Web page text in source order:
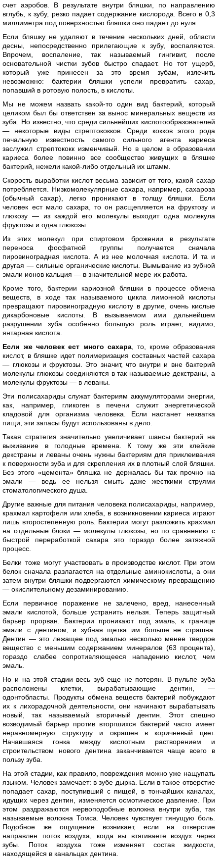
счет аэробов. В результате внутри бляшки, по направлению
вглубь, к зубу, резко падает содержание кислорода. Всего в 0,3
миллиметра под поверхностью бляшки оно падает до нуля.
Если бляшку не удаляют в течение нескольких дней, области
десны, непосредственно прилегающие к зубу, воспаляются.
Впрочем, воспаление, так называемый гингивит, после
основательной чистки зубов быстро спадает. Но тот ущерб,
который уже принесен за это время зубам, излечить
невозможно: бактерии бляшки успели превратить сахар,
попавший в ротовую полость, в кислоты.
Мы не можем назвать какой-то один вид бактерий, который
целиком был бы ответствен за вынос минеральных веществ из
зуба. Но известно, что среди сильнейших кислотообразователей
— некоторые виды стрептококков. Среди кокков этого рода
печальную известность самого сильного агента кариеса
заслужил стрептококк изменчивый. Но в целом в образовании
кариеса более повинно все сообщество живущих в бляшке
бактерий, нежели какой-либо отдельный их штамм.
Скорость выработки кислот весьма зависит от того, какой сахар
потребляется. Низкомолекулярные сахара, например, сахароза
(обычный сахар), легко проникают в толщу бляшки. Если
человек ест мало сахара, то он расщепляется на фруктозу и
глюкозу — из каждой его молекулы выходит одна молекула
фруктозы и одна глюкозы.
Из этих молекул при спиртовом брожении в результате
переноса фосфатной группы получается сначала
пировиноградная кислота. А из нее молочная кислота. И та и
другая — сильные органические кислоты. Вымывание из зубной
эмали ионов кальция — в значительной мере их работа.
Кроме того, бактерии кариозной бляшки в процессе обмена
веществ, в ходе так называемого цикла лимонной кислоты
превращают пировиноградную кислоту в другие, очень кислые
дикарбоновые кислоты. В вызываемом ими дальнейшем
разрушении зуба особенно большую роль играет, видимо,
янтарная кислота.
Если же человек ест много сахара, то, кроме образования
кислот, в бляшке идет полимеризация составных частей сахара
— глюкозы и фруктозы. Это значит, что внутри и вне бактерий
молекулы глюкозы соединяются в так называемые декстраны, а
молекулы фруктозы — в леваны.
Эти полисахариды служат бактериям аккумуляторами энергии,
как, например, гликоген в печени служит энергетической
кладовой для организма человека. Если настанет нехватка
пищи, эти запасы будут использованы в дело.
Такая стратегия значительно увеличивает шансы бактерий на
выживание в голодные времена. К тому же эти клейкие
декстраны и леваны очень нужны бактериям для приклеивания
к поверхности зуба и для скрепления их в плотный слой бляшки.
Без этого «цемента» бляшка не держалась бы так прочно на
эмали — ведь ее нельзя смыть даже жесткими струями
стоматологического душа.
Другие важные для питания человека полисахариды, например,
крахмал картофеля или хлеба, в возникновении кариеса играют
лишь второстепенную роль. Бактерии могут разложить крахмал
на отдельные блоки — молекулы глюкозы, но по сравнению с
быстрой переработкой сахара это гораздо более затяжной
процесс.
Белки тоже могут участвовать в производстве кислот. При этом
белок сначала разлагается на отдельные аминокислоты, а они
затем внутри бляшки подвергаются химическому превращению
— окислительному дезаминированию.
Если первичное поражение не залечено, вред, нанесенный
эмали кислотой, больше устранить нельзя. Теперь защитный
барьер прорван. Бактерии проникают под эмаль, к границе
эмали с дентином, и зубная щетка им больше не страшна.
Дентин — это лежащее под эмалью несколько менее твердое
вещество с меньшим содержанием минералов (63 процента),
гораздо слабее сопротивляющееся нападению кислот, чем
эмаль.
Но и на этой стадии весь зуб еще не потерян. В пульпе зуба
расположены клетки, вырабатывающие дентин, —
одонтобласты. Продукты обмена веществ бактерий побуждают
их к лихорадочной деятельности, они начинают вырабатывать
новый, так называемый вторичный дентин. Этот спешно
возводимый барьер против вторгшихся бактерий часто имеет
неравномерную структуру и окрашен в коричневый цвет.
Начавшаяся гонка между кислотным растворением и
строительством нового дентина заканчивается чаще всего в
пользу зуба.
На этой стадии, как правило, повреждения можно уже нащупать
языком. Человек замечает: в зубе дырка. Если в такое отверстие
попадает сахар, поступивший с пищей, в тончайших каналах,
идущих через дентин, изменяется осмотическое давление. При
этом раздражаются нервоподобные волокна внутри зуба, так
называемые волокна Томса. Человек чувствует тянущую боль.
Подобное же ощущение возникает, если на отверстие
направлен поток воздуха, когда вы втягиваете воздух через
зубы. Поток воздуха тоже изменяет состав жидкости,
находящейся в канальцах дентина.